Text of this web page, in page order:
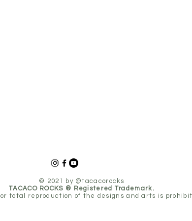
© 2021 by @tacacorocks
TACACO ROCKS ® Registered Trademark.
or total reproduction of the designs and arts is